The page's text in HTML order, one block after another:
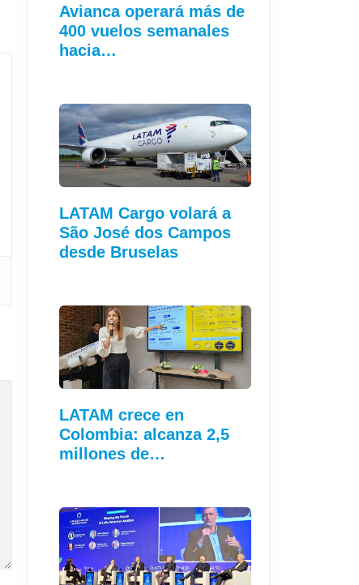
Avianca operará más de
400 vuelos semanales
hacia…
LATAM Cargo volará a
São José dos Campos
desde Bruselas
LATAM crece en
Colombia: alcanza 2,5
millones de…